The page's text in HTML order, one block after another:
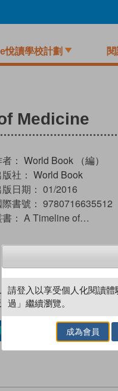
e悅讀學校計劃
Medicine
： World Book （編）
社： World Book
日期： 01/2016
書號： 9780716635512
： A Timeline of…
試閲
加入／閱讀電子書
請登入以享受個人化閱讀體
過」繼續瀏覽。
成為會員